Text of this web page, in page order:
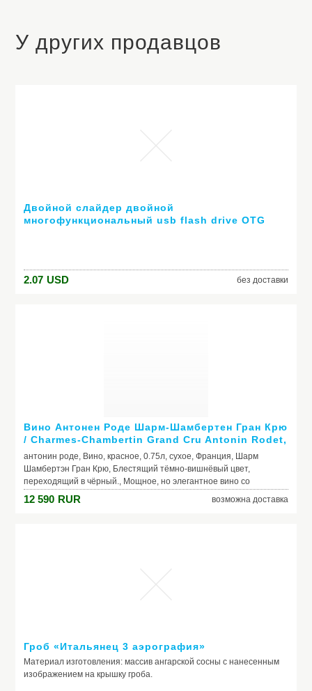
У других продавцов
Двойной слайдер двойной
многофункциональный usb flash drive OTG
2.07 USD без доставки
Вино Антонен Роде Шарм-Шамбертен Гран Крю
/ Charmes-Chambertin Grand Cru Antonin Rodet,
2007, красное, сухое 0.75л
антонин роде, Вино, красное, 0.75л, сухое, Франция, Шарм
Шамбертэн Гран Крю, Блестящий тёмно-вишнёвый цвет,
переходящий в чёрный., Мощное, но элегантное вино со
сливочной текстурой и сочным вкусом с оттенками малины,
вишни, кофе, шоколада и специй., Свежий, богатый аромат
12 590 RUR возможна доставка
Гроб «Итальянец 3 аэрография»
Материал изготовления: массив ангарской сосны с нанесенным
изображением на крышку гроба.